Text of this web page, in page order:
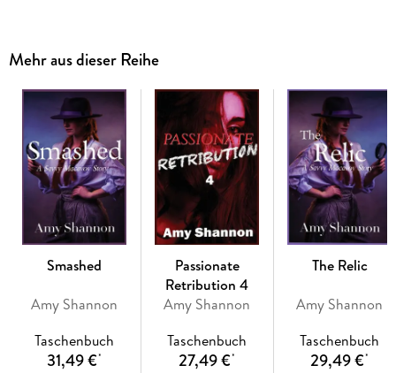
Raina's husband made the choice to live in the District with
his wife. Some of the residents of Sars Springs also chose to
live in the District, and did for many years. Two months ago,
the District was shut down and revitalized, giving the
residents the option of returning home or to the District.
Most returned home.
Welcome back to Sars Springs, in a new series that focuses
on the Markums and their extended family.
Mehr aus dieser Reihe
Smashed
Amy Shannon
Taschenbuch
31,49 €*
Passionate
Retribution 4
Amy Shannon
Taschenbuch
27,49 €*
The Relic
Amy Shannon
Taschenbuch
29,49 €*